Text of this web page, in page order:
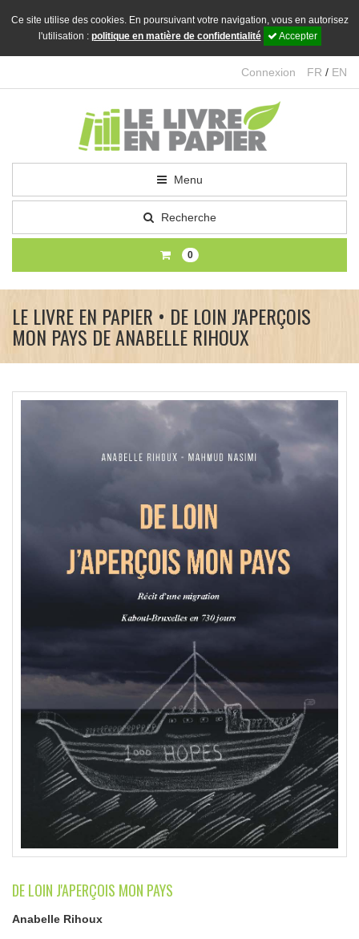
Ce site utilise des cookies. En poursuivant votre navigation, vous en autorisez
l'utilisation : politique en matière de confidentialité Accepter
Connexion FR / EN
Menu
Recherche
0
LE LIVRE EN PAPIER • DE LOIN J'APERÇOIS
MON PAYS DE ANABELLE RIHOUX
DE LOIN J'APERÇOIS MON PAYS
Anabelle Rihoux